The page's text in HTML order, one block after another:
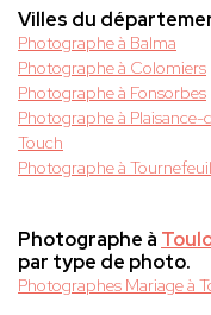
Villes du
Photographe à Balma
Photographe à Colomiers
Photographe à Fonsorbes
Photographe à Plaisance-
Touch
Photographe à
Photographe à
par type de photo.
Photographes Mariage à